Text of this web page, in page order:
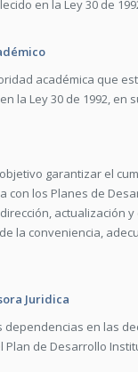
en la Ley 30 de
académica que
la Ley 30 de 1992,
garantizar el
con los Planes de
actualización
la conveniencia,
Juridica
dependencias en las
Plan de Desarrollo